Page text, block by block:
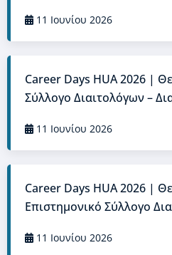
11 Ιουνίου 2026
Career Days HUA 2026 |
Σύλλογο Διαιτολόγων –
11 Ιουνίου 2026
Career Days HUA 2026 |
Επιστημονικό Σύλλογο
11 Ιουνίου 2026